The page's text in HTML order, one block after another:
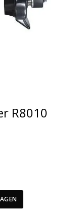
R8010